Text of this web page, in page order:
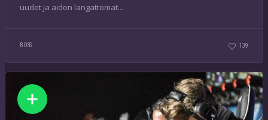
uudet ja aidon langattomat...
BOSS 139